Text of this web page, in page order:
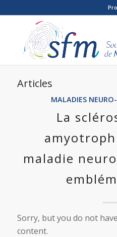
Articles
MALADIES
La
maladie
Sorry, but you do not
content.